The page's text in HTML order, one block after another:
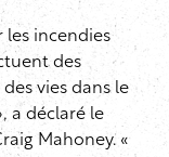
les incendies
des
vies dans le
a déclaré le
Mahoney. «